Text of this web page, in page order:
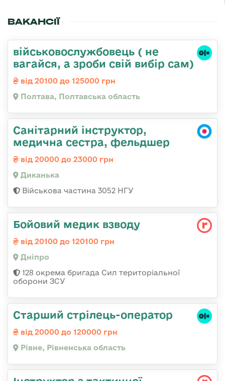
ВАКАНСІЇ
військовослужбовець ( не
вагайся, а зроби свій вибір сам)
від 20100 до 125000 грн
Полтава, Полтавська область
Санітарний інструктор,
медична сестра, фельдшер
від 20000 до 23000 грн
Диканька
Військова частина 3052 НГУ
Бойовий медик взводу
від 20100 до 120100 грн
Дніпро
128 окрема бригада Сил територіальної
оборони ЗСУ
Старший стрілець-оператор
від 20000 до 120000 грн
Рівне, Рівненська область